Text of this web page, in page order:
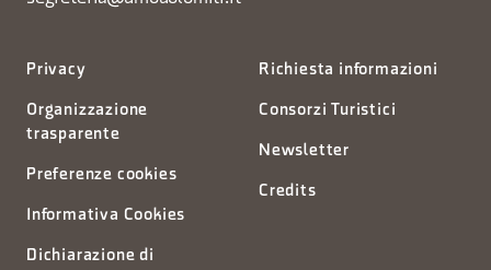
Privacy
Organizzazione
trasparente
Preferenze cookies
Informativa Cookies
Dichiarazione di
Richiesta informazioni
Consorzi Turistici
Newsletter
Credits